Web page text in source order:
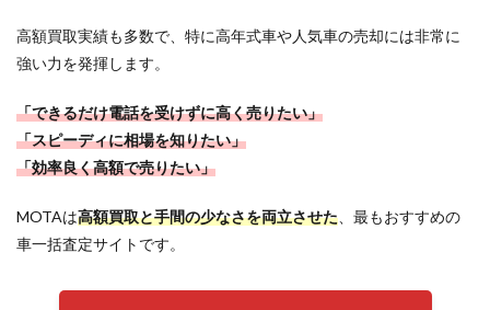
括査
定サ
イト
び
方！
あな
たに
のは
どの
タイ
高額買取実績も多数で、特に高年式車や人気車の売却には非常に
強い力を発揮します。
「できるだけ電話を受けずに高く売りたい」
「スピーディに相場を知りたい」
「効率良く高額で売りたい」
MOTAは高額買取と手間の少なさを両立させた 、最もおすすめの
車一括査定サイトです。